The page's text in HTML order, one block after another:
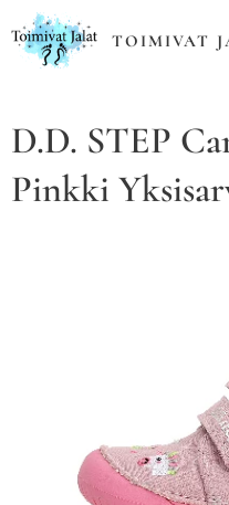
TOIMIVAT
D.D. STEP
Pinkki